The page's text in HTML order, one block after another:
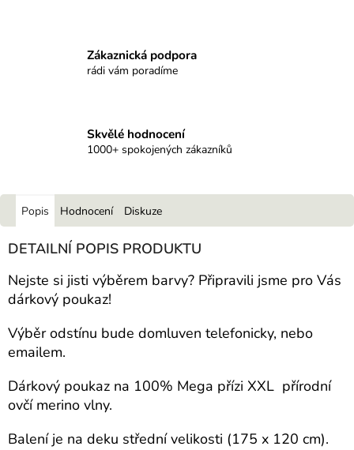
Zákaznická podpora
rádi vám poradíme
Skvělé hodnocení
1000+ spokojených zákazníků
Popis Hodnocení Diskuze
DETAILNÍ POPIS PRODUKTU
Nejste si jisti výběrem barvy? Připravili jsme pro Vás
dárkový poukaz!
Výběr odstínu bude domluven telefonicky, nebo
emailem.
Dárkový poukaz na 100% Mega přízi XXL přírodní
ovčí merino vlny.
Balení je na deku střední velikosti (175 x 120 cm).